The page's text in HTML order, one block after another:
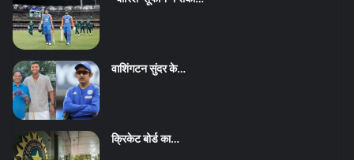
वाशिंगटन सुंदर के…
क्रिकेट बोर्ड का…